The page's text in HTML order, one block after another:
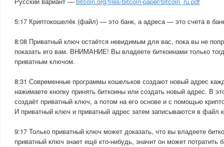
5:17 Криптокошелёк (файл) — это банк, а адреса — это счета в
8:08 Приватный ключ остаётся невидимым для вас, пока вы не
показать его вам. ВНИМАНИЕ! Вы владеете биткоинами только
приватным ключом.
8:31 Современные программы кошельков создают новый адрес
нажимаете кнопку принять биткоины или создать новый адрес. В
создаёт приватный ключ, а потом на его основе и с помощью
И приватный ключ и приватный адрес затем записываются в файл
9:17 Только приватный ключ может доказать, что вы владеете
приватный ключ знает ещё кто-нибудь, значит он может потратить